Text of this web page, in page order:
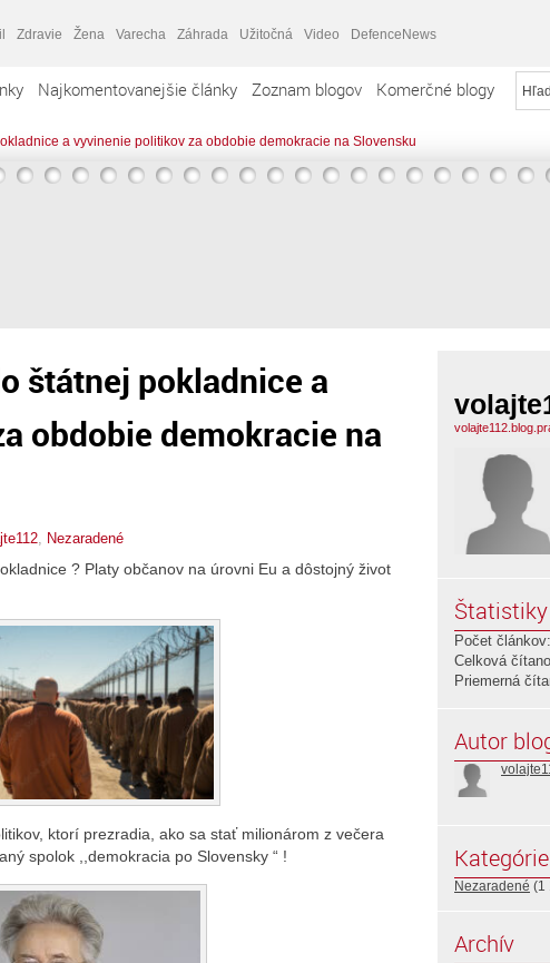
Zdravie Žena Varecha Záhrada Užitočná Video DefenceNews
Najkomentovanejšie články Zoznam blogov Komerčné blogy
a vyvinenie politikov za obdobie demokracie na Slovensku
štátnej pokladnice a
obdobie demokracie na
Nezaradené
? Platy občanov na úrovni Eu a dôstojný život
ktorí prezradia, ako sa stať milionárom z večera
spolok ,,demokracia po Slovensky “ !
Počet
Celková
Priemerná
Autor
Kategórie
Nezaradené (1
Archív